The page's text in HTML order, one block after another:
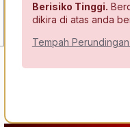
Berisiko Tinggi.
dikira di atas anda
Tempah